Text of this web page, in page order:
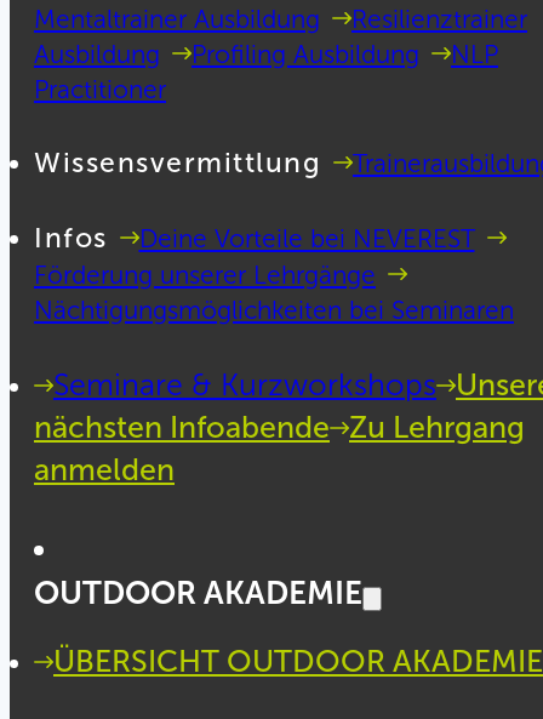
Mentaltrainer Ausbildung
Resilienztrainer
Ausbildung
Profiling Ausbildung
NLP
Practitioner
Wissensvermittlung
Infos
Deine Vorteile bei NEVEREST
Förderung unserer Lehrgänge
Nächtigungsmöglichkeiten bei Seminaren
Seminare & Kurzworkshops
nächsten Infoabende Zu Lehrgang
anmelden
OUTDOOR AKADEMIE
ÜBERSICHT OUTDOOR AKADEMIE